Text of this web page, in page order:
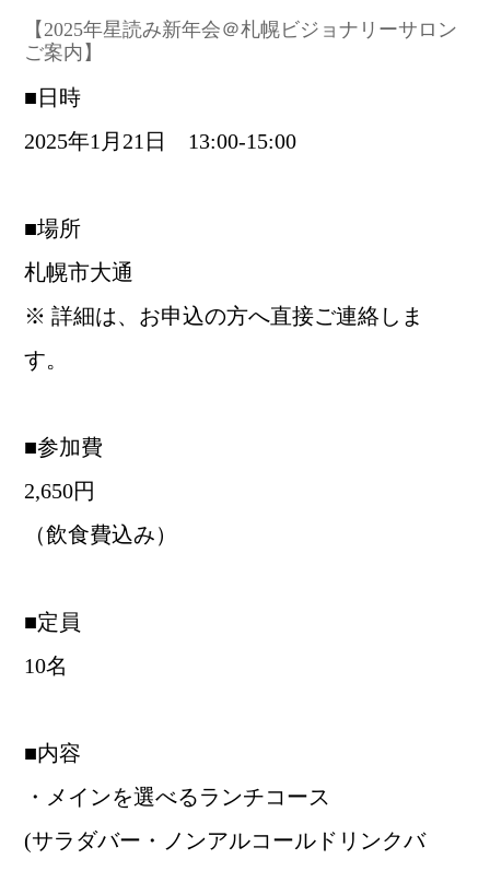
【2025年星読み新年会＠札幌ビジョナリーサロン
ご案内】
■日時
2025年1月21日 13:00-15:00
■場所
札幌市大通
※ 詳細は、お申込の方へ直接ご連絡しま
す。
■参加費
2,650円
（飲食費込み）
■定員
10名
■内容
・メインを選べるランチコース
(サラダバー・ノンアルコールドリンクバ